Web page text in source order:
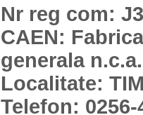
Nr reg com:
CAEN:
generala n.c.a.
Localitate:
Telefon: 0256-